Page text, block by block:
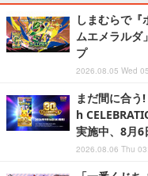
しまむらで
ムエメラルダ
プ
2026.08.05 Wed
まだ間に合
h
実施中、8月6
2026.08.06 Thu